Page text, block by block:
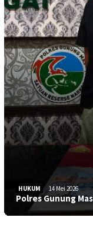
HUKUM 14 Mei 2026
Polres Gunung